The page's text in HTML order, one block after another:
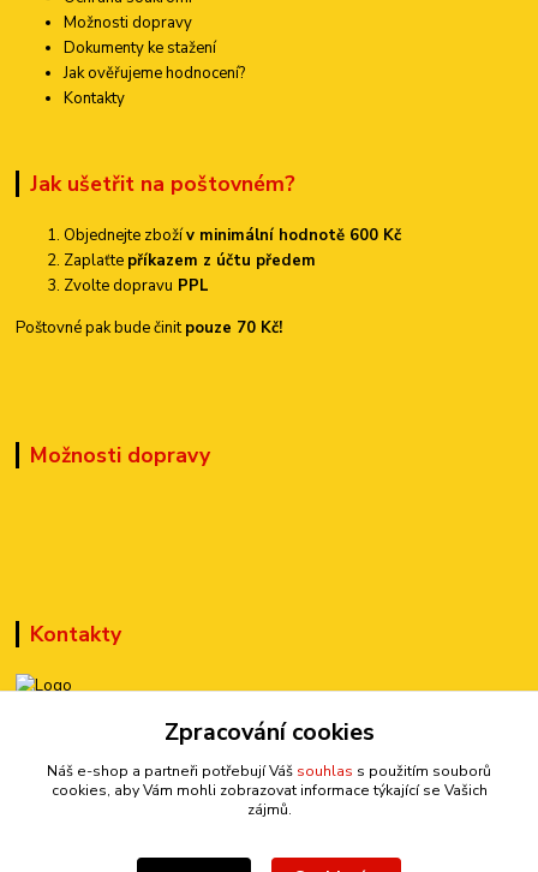
Možnosti dopravy
Dokumenty ke stažení
Jak ověřujeme hodnocení?
Kontakty
Jak ušetřit na poštovném?
Objednejte zbožív minimální hodnotě 600 Kč
Zaplaťte příkazem z účtu předem
Zvolte dopravu PPL
Poštovné pak bude činitpouze 70 Kč!
Možnosti dopravy
Kontakty
+420 777 899 301
sedmi@kraska1.cz
Zpracování cookies
Náš e-shop a partneři potřebují Váš souhlas s použitím souborů
cookies, aby Vám mohli zobrazovat informace týkající se Vašich
zájmů.